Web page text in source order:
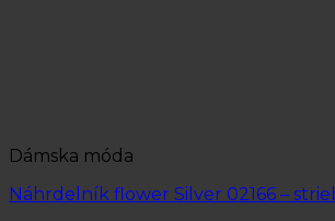
Dámska móda
Náhrdelník flower Silver 02166 –